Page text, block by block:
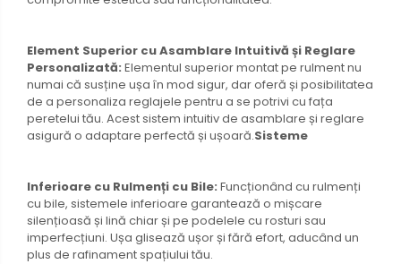
Element Superior cu Asamblare Intuitivă și Reglare
Personalizată: Elementul superior montat pe rulment nu
numai că susține ușa în mod sigur, dar oferă și posibilitatea
de a personaliza reglajele pentru a se potrivi cu fața
peretelui tău. Acest sistem intuitiv de asamblare și reglare
asigură o adaptare perfectă și ușoară.Sisteme
Inferioare cu Rulmenți cu Bile: Funcționând cu rulmenți
cu bile, sistemele inferioare garantează o mișcare
silențioasă și lină chiar și pe podelele cu rosturi sau
imperfecțiuni. Ușa glisează ușor și fără efort, aducând un
plus de rafinament spațiului tău.